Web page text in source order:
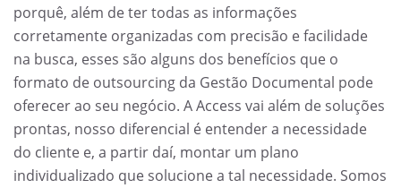
porquê, além de ter todas as informações
corretamente organizadas com precisão e facilidade
na busca, esses são alguns dos benefícios que o
formato de outsourcing da Gestão Documental pode
oferecer ao seu negócio. A Access vai além de soluções
prontas, nosso diferencial é entender a necessidade
do cliente e, a partir daí, montar um plano
individualizado que solucione a tal necessidade. Somos